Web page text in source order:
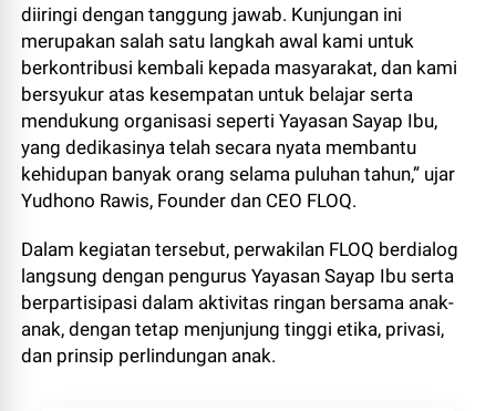
diiringi dengan tanggung jawab. Kunjungan ini
merupakan salah satu langkah awal kami untuk
berkontribusi kembali kepada masyarakat, dan kami
bersyukur atas kesempatan untuk belajar serta
mendukung organisasi seperti Yayasan Sayap Ibu,
yang dedikasinya telah secara nyata membantu
kehidupan banyak orang selama puluhan tahun,” ujar
Yudhono Rawis, Founder dan CEO FLOQ.
Dalam kegiatan tersebut, perwakilan FLOQ berdialog
langsung dengan pengurus Yayasan Sayap Ibu serta
berpartisipasi dalam aktivitas ringan bersama anak-
anak, dengan tetap menjunjung tinggi etika, privasi,
dan prinsip perlindungan anak.